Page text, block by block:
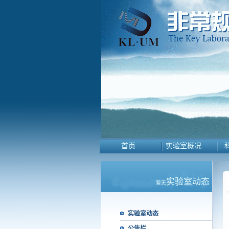
首页 实验室概况
暂无实验室动态
实验室动态